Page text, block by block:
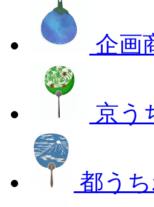
企画
京う
都う